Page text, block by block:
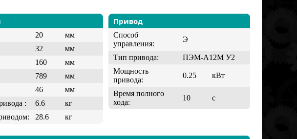
20
мм
32
мм
160
мм
789
мм
46
мм
:
6.6
кг
28.6 кг
Привод
Способ
управления:
Э
Тип привода:
ПЭМ-А12М У2
Мощность
привода:
0.25 кВт
Время полного
хода:
10 с